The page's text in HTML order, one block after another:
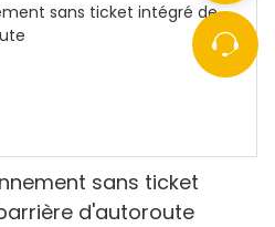
sans ticket
d'autoroute